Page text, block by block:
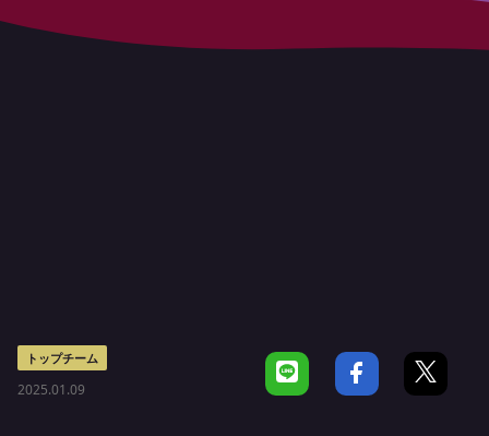
トップチーム
2025.01.09